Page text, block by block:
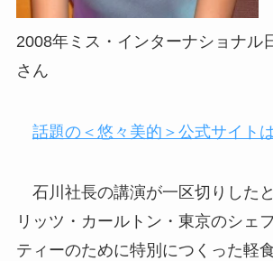
2008年ミス・インターナショナル
さん
話題の＜悠々美的＞公式サイト
石川社長の講演が一区切りした
リッツ・カールトン・東京のシェ
ティーのために特別につくった軽